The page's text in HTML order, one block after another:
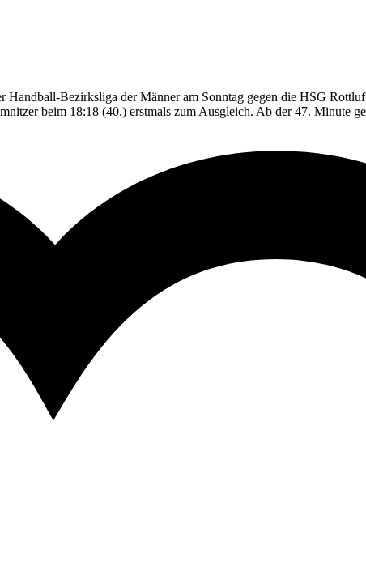
Bezirksliga der Männer am Sonntag gegen die HSG
beim 18:18 (40.) erstmals zum Ausgleich. Ab der 47. Minute